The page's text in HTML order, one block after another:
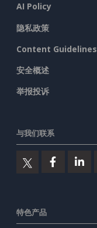
AI Policy
隐私政策
Content Guidelines
安全概述
举报投诉
与我们联系
特色产品